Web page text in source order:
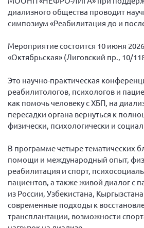
Отдел международных
Вице-президент Черненко Д.Е.
Вице-президент Чернова А.В.
Вице-президент Груба Л.В.
Главный бухгалтер
Конференция ОООИБРС 2026
Экспертный совет ОООИБРС
Конференция ОООИБРС 2024
Конференция ОООИБРС 2023
Конференция ОООИБРС 2022
Конференция ОООИБРС 2021
диализного общества проводит
симпозиум «Реабилитация до и
Мероприятие состоится 10 июня
«Октябрьская» (Лиговский пр., 10/
Это научно-практическая
реабилитологов, психологов и
как помочь человеку с ХБП, на
пересадки органа вернуться к
физически, психологически и
В программе четыре тематических
помощи и международный опыт,
реабилитация и спорт,
пациентов, а также живой диалог с
из России, Узбекистана,
современные подходы к
трансплантации, возможности